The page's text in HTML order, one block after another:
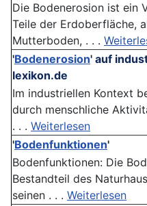
Die Bodenerosion ist ein
Teile der Erdoberfläche,
Mutterboden, . . .
'Bodenerosion' auf
lexikon.de
Im industriellen Kontext
durch menschliche
. . . Weiterlesen
'Bodenfunktionen'
Bodenfunktionen: Die
Bestandteil des
seinen . . . Weiterlesen